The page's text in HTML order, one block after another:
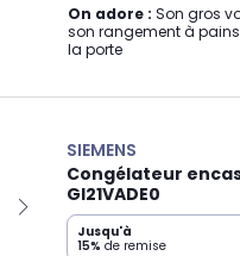
On adore : Son gros
son rangement à
la porte
SIEMENS
Congélateur
GI21VADE0
Jusqu'à
15% de remise